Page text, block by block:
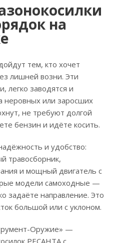
на
тем, кто хочет
лишней возни. Эти
легко заводятся и
неровных или заросших
не требуют долгой
бензин и идёте косить.
и удобство:
травосборник,
и мощный двигатель с
модели самоходные —
задаёте направление. Это
большой или с уклоном.
Оружие» —
РЕСАНТА с